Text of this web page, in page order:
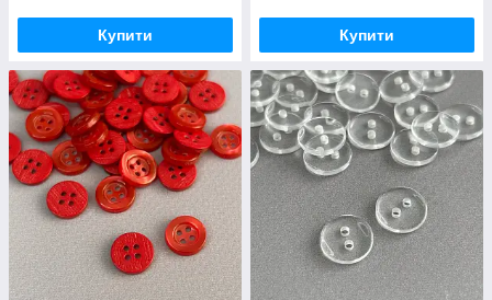
Купити Купити